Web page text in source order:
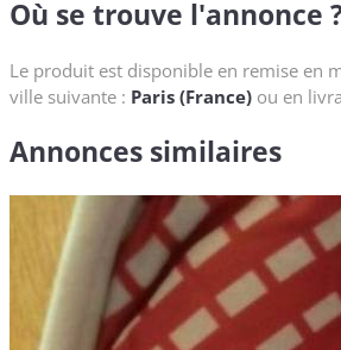
Où se trouve l'annonce
Le produit est disponible en remise en
ville suivante : Paris (France) ou en
Annonces similaires